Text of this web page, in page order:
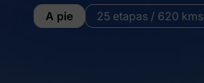
A pie 25 etapas / 620 kms